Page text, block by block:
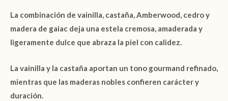
La combinación de vainilla, castaña, Amberwood, cedro y
madera de gaiac deja una estela cremosa, amaderada y
ligeramente dulce que abraza la piel con calidez.
La vainilla y la castaña aportan un tono gourmand refinado,
mientras que las maderas nobles confieren carácter y
duración.